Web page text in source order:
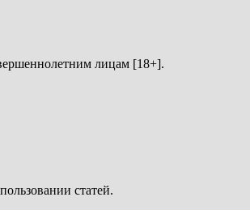
лицам [18+].
статей.